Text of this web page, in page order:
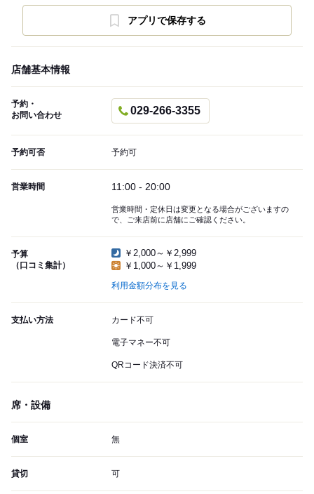
アプリで保存する
店舗基本情報
予約・
お問い合わせ
029-266-3355
予約可否 予約可
営業時間 11:00 - 20:00
営業時間・定休日は変更となる場合がございますの
で、ご来店前に店舗にご確認ください。
予算
（口コミ集計）
￥2,000～￥2,999
￥1,000～￥1,999
利用金額分布を見る
支払い方法 カード不可
電子マネー不可
QRコード決済不可
席・設備
個室 無
貸切 可